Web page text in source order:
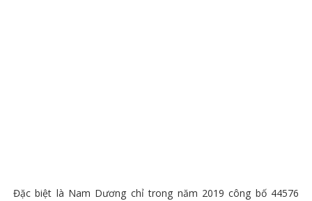
Đặc biệt là Nam Dương chỉ trong năm 2019 công bố 44576